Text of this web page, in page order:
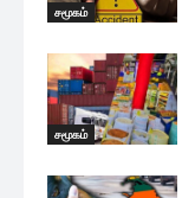
சமூகம்
சமூகம்